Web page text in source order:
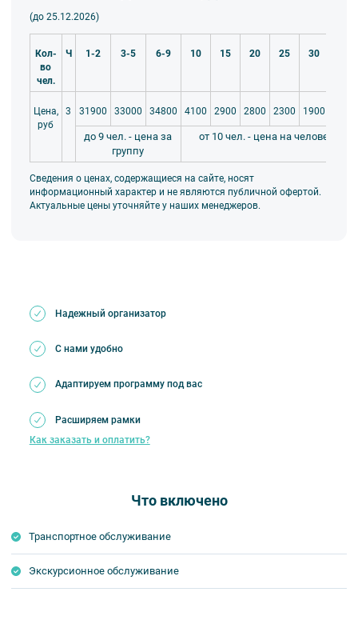
(до 25.12.2026)
Кол-
во
чел.
Ч 1-2 3-5 6-9 10 15 20 25 30
Цена,
руб
3 31900 33000 34800 4100 2900 2800 2300 1900
до 9 чел. - цена за
группу
от 10 чел. - цена на человека
Сведения о ценах, содержащиеся на сайте, носят
информационный характер и не являются публичной офертой.
Актуальные цены уточняйте у наших менеджеров.
Надежный организатор
С нами удобно
Адаптируем программу под вас
Расширяем рамки
Как заказать и оплатить?
Что включено
Транспортное обслуживание
Экскурсионное обслуживание